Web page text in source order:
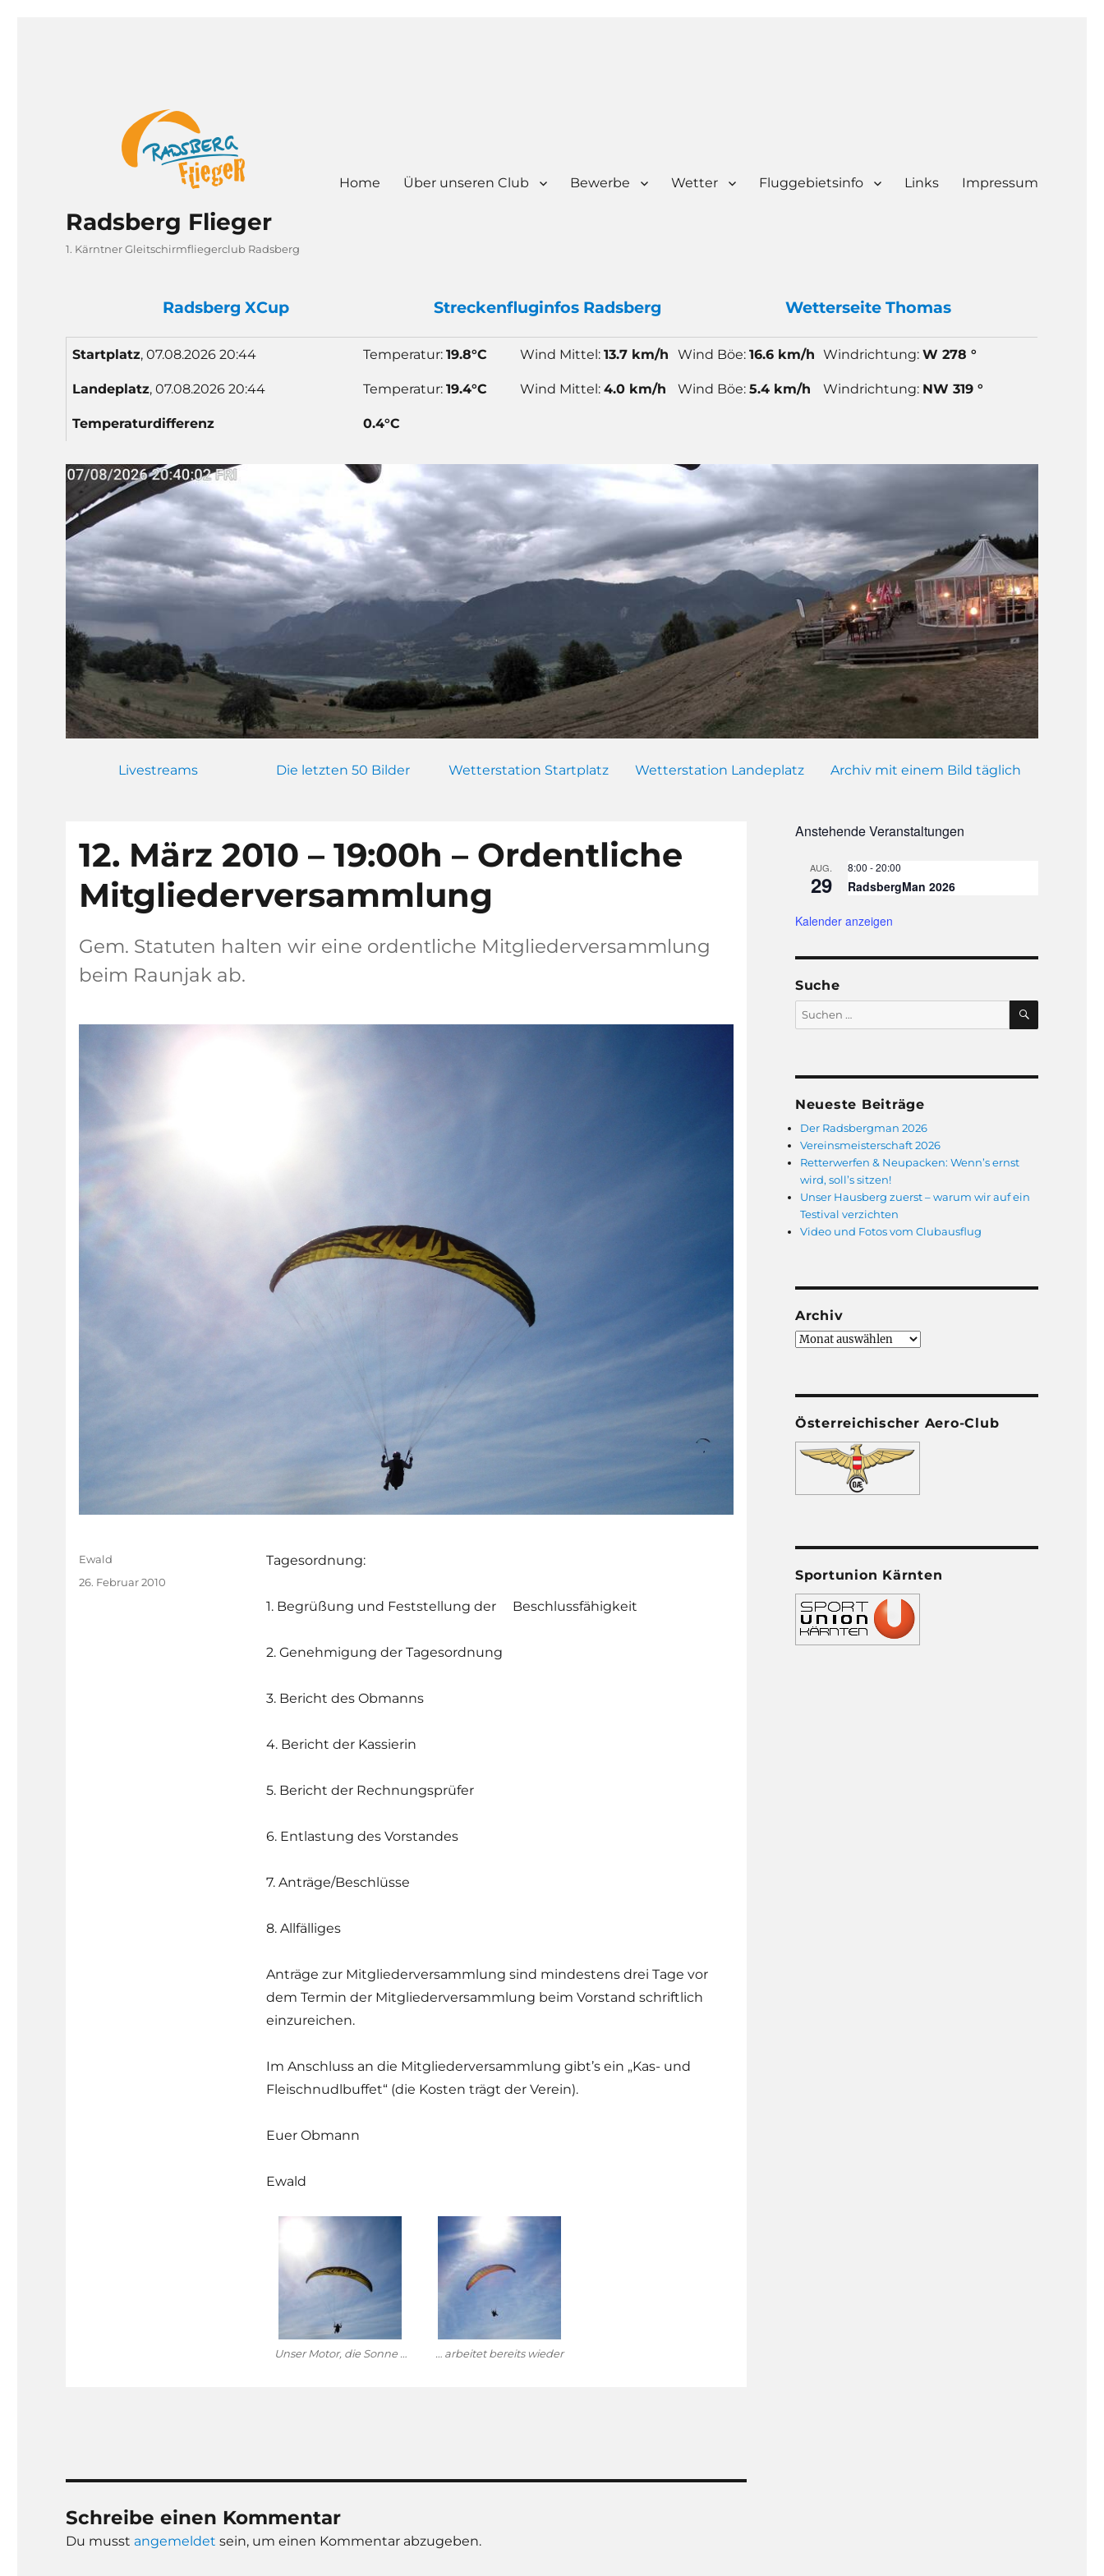
Radsberg Flieger
1. Kärntner Gleitschirmfliegerclub Radsberg
Home Über unseren Club Bewerbe Wetter Fluggebietsinfo Links Impressum
Radsberg XCup Streckenfluginfos Radsberg Wetterseite Thomas
Startplatz, 07.08.2026 20:44 Temperatur:19.8°C Wind Mittel:13.7 km/h Wind Böe:16.6 km/h Windrichtung:W 278 °
Landeplatz, 07.08.2026 20:44 Temperatur:19.4°C Wind Mittel:4.0 km/h Wind Böe:5.4 km/h Windrichtung: NW 319 °
Temperaturdifferenz 0.4°C
Livestreams Die letzten 50 Bilder Wetterstation Startplatz Wetterstation Landeplatz Archiv mit einem Bild täglich
12. März 2010 – 19:00h – Ordentliche
Mitgliederversammlung
Gem. Statuten halten wir eine ordentliche Mitgliederversammlung
beim Raunjak ab.
Tagesordnung:
1. Begrüßung und Feststellung der Beschlussfähigkeit
2. Genehmigung der Tagesordnung
3. Bericht des Obmanns
4. Bericht der Kassierin
5. Bericht der Rechnungsprüfer
6. Entlastung des Vorstandes
7. Anträge/Beschlüsse
8. Allfälliges
Anträge zur Mitgliederversammlung sind mindestens drei Tage vor
dem Termin der Mitgliederversammlung beim Vorstand schriftlich
einzureichen.
Im Anschluss an die Mitgliederversammlung gibt’s ein „Kas- und
Fleischnudlbuffet“ (die Kosten trägt der Verein).
Euer Obmann
Ewald
Unser Motor, die Sonne … … arbeitet bereits wieder
Autor
Ewald
Veröffentlicht
26. Februar 2010
Schreibe einen Kommentar
Du musst angemeldet sein, um einen Kommentar abzugeben.
Anstehende Veranstaltungen
AUG.
29
8:00 -20:00
RadsbergMan 2026
Kalender anzeigen
Suche
Suchen
SUCHEN
Neueste Beiträge
Der Radsbergman 2026
Vereinsmeisterschaft 2026
Retterwerfen & Neupacken: Wenn’s ernst
wird, soll’s sitzen!
Unser Hausberg zuerst – warum wir auf ein
Testival verzichten
Video und Fotos vom Clubausflug
Archiv
Archiv
Österreichischer Aero-Club
Sportunion Kärnten